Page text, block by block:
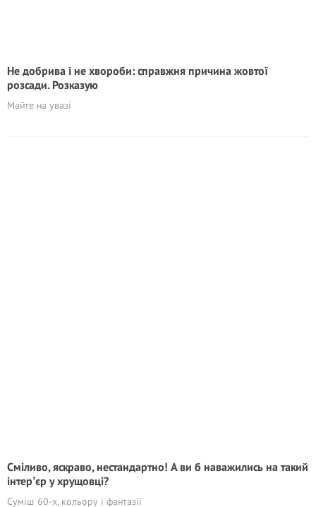
Не добрива і не хвороби: справжня причина жовтої
розсади. Розказую
Майте на увазі
Сміливо, яскраво, нестандартно! А ви б наважились на такий
інтерʼєр у хрущовці?
Суміш 60-х, кольору і фантазії